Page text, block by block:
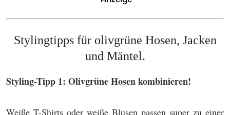
Stylingtipps für olivgrüne Hosen, Jacken
und Mäntel.
Styling-Tipp 1: Olivgrüne Hosen kombinieren!
Weiße T-Shirts oder weiße Blusen passen super zu einer